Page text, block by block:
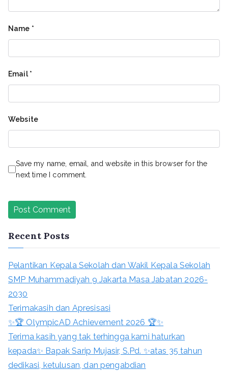
Name *
Email*
Website
Save my name, email, and website in this browser for the
next time I comment.
Recent Posts
Pelantikan Kepala Sekolah dan Wakil Kepala Sekolah
SMP Muhammadiyah 9 Jakarta Masa Jabatan 2026-
2030
Terimakasih dan Apresisasi
✨🏆 OlympicAD Achievement 2026 🏆✨
Terima kasih yang tak terhingga kami haturkan
kepada✨ Bapak Sarip Mujasir, S.Pd. ✨atas 35 tahun
dedikasi, ketulusan, dan pengabdian